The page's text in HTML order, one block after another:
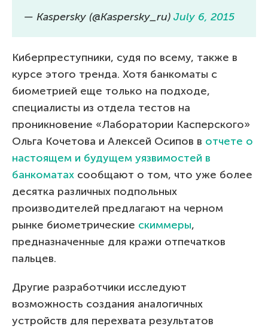
— Kaspersky (@Kaspersky_ru) July 6, 2015
Киберпреступники, судя по всему, также в
курсе этого тренда. Хотя банкоматы с
биометрией еще только на подходе,
специалисты из отдела тестов на
проникновение «Лаборатории Касперского»
Ольга Кочетова и Алексей Осипов в отчете о
настоящем и будущем уязвимостей в
банкоматах сообщают о том, что уже более
десятка различных подпольных
производителей предлагают на черном
рынке биометрические скиммеры,
предназначенные для кражи отпечатков
пальцев.
Другие разработчики исследуют
возможность создания аналогичных
устройств для перехвата результатов